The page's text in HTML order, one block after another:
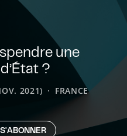
une
?
2021)
FRANCE
S'ABONNER